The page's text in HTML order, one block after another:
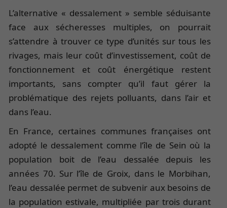
L’alternative « dessalement » semble séduisante
face aux sécheresses multiples, on pourrait
s’attendre à trouver ce type d’unités sur tous les
rivages, mais leur coût d’investissement, coût de
fonctionnement et coût énergétique restent
importants, sans compter qu’il faut gérer la
problématique des rejets polluants, dans l’air et
dans l’eau.
En France, certaines communes françaises ont
adopté le dessalement comme l’île de Sein où la
population boit de l’eau dessalée depuis les
années 70. Sur l’île de Groix, dans le Morbihan,
l’eau dessalée permet de subvenir aux besoins de
la population estivale, multipliée par trois durant